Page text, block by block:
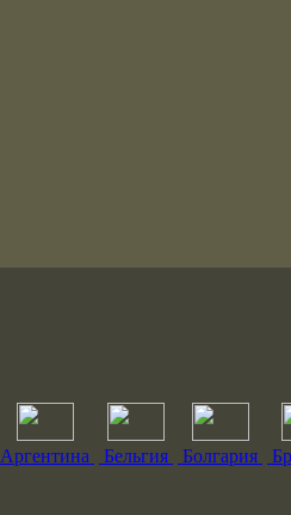
Аргентина Бельгия Болгария